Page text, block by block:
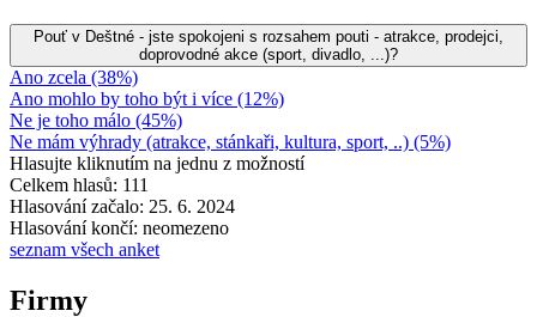
Pouť v Deštné - jste spokojeni s rozsahem pouti - atrakce, prodejci,
doprovodné akce (sport, divadlo, ...)?
Ano zcela (38%)
Ano mohlo by toho být i více (12%)
Ne je toho málo (45%)
Ne mám výhrady (atrakce, stánkaři, kultura, sport, ..) (5%)
Hlasujte kliknutím na jednu z možností
Celkem hlasů: 111
Hlasování začalo: 25. 6. 2024
Hlasování končí: neomezeno
seznam všech anket
Firmy